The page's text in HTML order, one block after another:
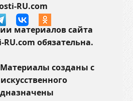
RU.com
материалов сайта
RU.com обязательна.
Материалы созданы с